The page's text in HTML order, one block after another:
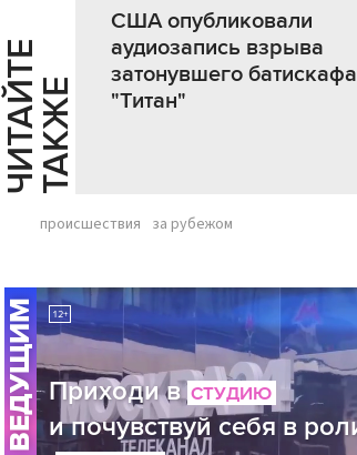
Ч
И
Т
АЙ
Т
Е
Т
А
К
ЖЕ
США опубликовали
аудиозапись взрыва
затонувшего батискафа
"Титан"
происшествия за рубежом